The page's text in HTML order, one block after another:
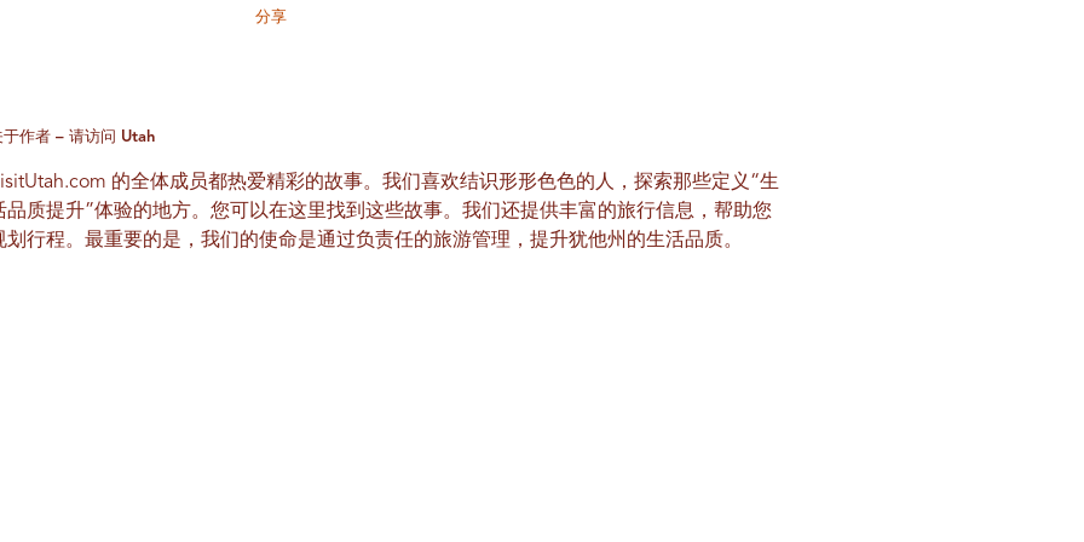
分享
于作者 – 请访问 Utah
的全体成员都热爱精彩的故事。我们喜欢结识形形色色的人，探索那些定义“生
品质提升”体验的地方。您可以在这里找到这些故事。我们还提供丰富的旅行信息，帮助您
划行程。最重要的是，我们的使命是通过负责任的旅游管理，提升犹他州的生活品质。